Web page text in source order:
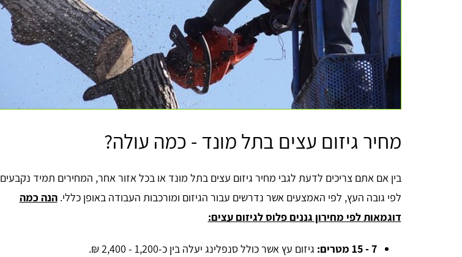
מחיר גיזום עצים בתל מונד - כמה עולה?
בין אם אתם צריכים לדעת לגבי מחיר גיזום עצים בתל מונד או בכל אזור אחר, המחירים תמיד נקבעים
לפי גובה העץ, לפי האמצעים אשר נדרשים עבור הגיזום ומורכבות העבודה באופן כללי.הנה כמה
דוגמאות לפי מחירון גננים פלוס לגיזום עצים:
7 - 15 מטרים: גיזום עץ אשר כולל סנפלינג יעלה בין כ-1,200 - 2,400 ₪.